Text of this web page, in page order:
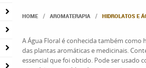
HOME AROMATERAPIA HIDROLATOS E
A Água Floral é conhecida também
das plantas aromáticas e medicinais.
essencial que foi obtido. Pode ser usado